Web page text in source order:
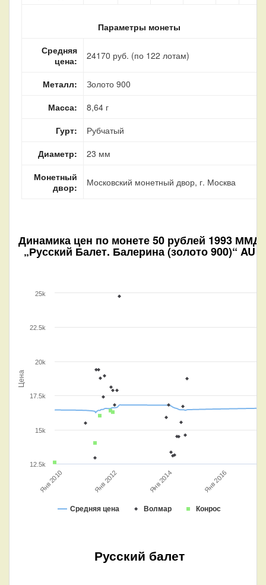
Параметры монеты
Средняя
цена:
24170 руб. (по 122 лотам)
Металл:
Золото 900
Масса:
8,64 г
Гурт:
Рубчатый
Диаметр:
23 мм
Монетный
двор:
Московский монетный двор, г. Москва
Динамика цен по монете50 рублей 1993 ММД
„Русский Балет. Балерина (золото 900)“ AU
Цена
Средняя цена Волмар Конрос
Янв 2010 Янв 2012 Янв 2014 Янв 2016
12.5k
15k
17.5k
20k
22.5k
25k
Русский балет